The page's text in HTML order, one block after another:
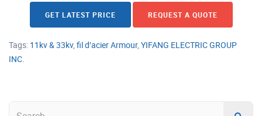
GET LATEST PRICE REQUEST A QUOTE
Tags: 11kv & 33kv, fil d′acier Armour, YIFANG ELECTRIC GROUP
INC.